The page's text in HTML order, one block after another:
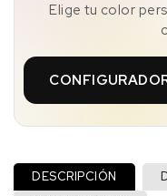
Elige tu color
DESCRIPCIÓN